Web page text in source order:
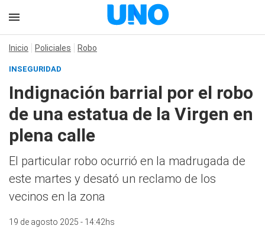
Inicio Policiales Robo
INSEGURIDAD
Indignación barrial por el robo
de una estatua de la Virgen en
plena calle
El particular robo ocurrió en la madrugada de
este martes y desató un reclamo de los
vecinos en la zona
19 de agosto 2025 - 14:42hs